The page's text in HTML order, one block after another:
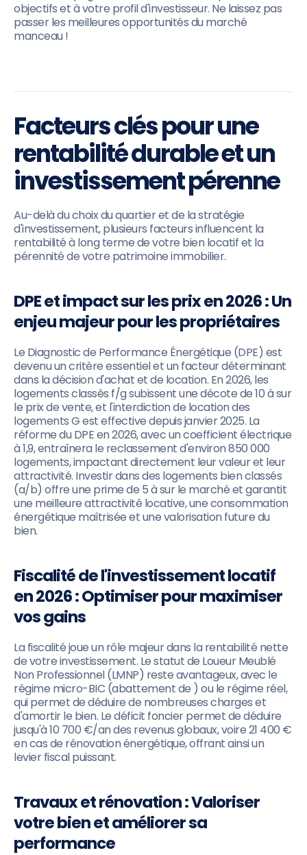
objectifs et à votre profil d'investisseur. Ne laissez pas
passer les meilleures opportunités du marché
manceau !
Facteurs clés pour une
rentabilité durable et un
investissement pérenne
Au-delà du choix du quartier et de la stratégie
d'investissement, plusieurs facteurs influencent la
rentabilité à long terme de votre bien locatif et la
pérennité de votre patrimoine immobilier.
DPE et impact sur les prix en 2026 : Un
enjeu majeur pour les propriétaires
Le Diagnostic de Performance Énergétique (DPE) est
devenu un critère essentiel et un facteur déterminant
dans la décision d'achat et de location. En 2026, les
logements classés f/g subissent une décote de 10 à sur
le prix de vente, et l'interdiction de location des
logements G est effective depuis janvier 2025. La
réforme du DPE en 2026, avec un coefficient électrique
à 1,9, entraînera le reclassement d'environ 850 000
logements, impactant directement leur valeur et leur
attractivité. Investir dans des logements bien classés
(a/b) offre une prime de 5 à sur le marché et garantit
une meilleure attractivité locative, une consommation
énergétique maîtrisée et une valorisation future du
bien.
Fiscalité de l'investissement locatif
en 2026 : Optimiser pour maximiser
vos gains
La fiscalité joue un rôle majeur dans la rentabilité nette
de votre investissement. Le statut de Loueur Meublé
Non Professionnel (LMNP) reste avantageux, avec le
régime micro-BIC (abattement de ) ou le régime réel,
qui permet de déduire de nombreuses charges et
d'amortir le bien. Le déficit foncier permet de déduire
jusqu'à 10 700 €/an des revenus globaux, voire 21 400 €
en cas de rénovation énergétique, offrant ainsi un
levier fiscal puissant.
Travaux et rénovation : Valoriser
votre bien et améliorer sa
performance